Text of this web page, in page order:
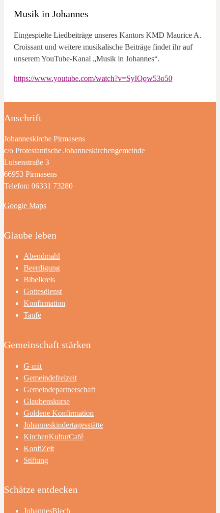
Musik in Johannes
Eingespielte Liedbeiträge unseres Kantors KMD Maurice A.
Croissant und weitere musikalische Beiträge findet ihr auf
unserem YouTube-Kanal „Musik in Johannes“.
https://www.youtube.com/watch?v=SyIQqw53o50
Anschrift
Johanneskirche Pirmasens
c/o Protestantische Johanneskirchengemeinde
Luisenstraße 3
66953 Pirmasens
Telefon: 06331 73280
Google Maps
Glaube leben
Abendmahl
Beerdigung
Bibelkreis
Gottesdienst
Konfirmation
Taufe
Gemeinschaft stärken
G-mit
Gemeindefreizeit
Gemeindepartnerschaft
Glaubenskurse
Goldene Konfirmation
Johanneskindertagesstätte
KirchenKulturCafé
KonfiZeit
Stiftung
Schätze entdecken
JohannesBlech